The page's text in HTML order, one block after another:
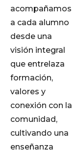
acompañamos
a cada alumno
desde una
visión integral
que entrelaza
formación,
valores y
conexión con la
comunidad,
cultivando una
enseñanza